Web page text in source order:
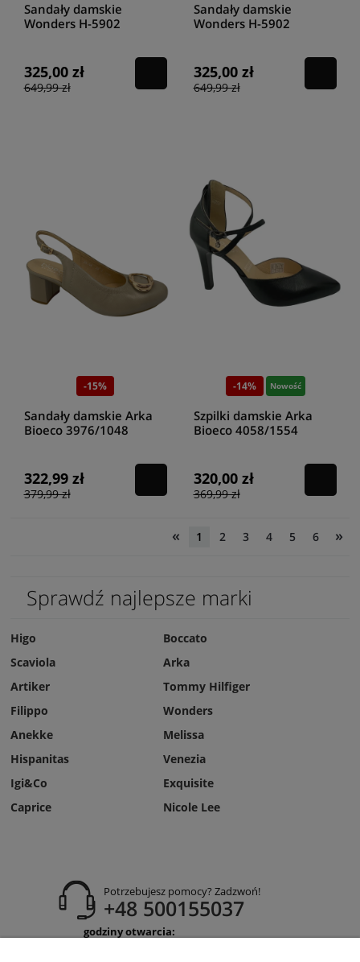
Sandały damskie
Wonders H-5902
325,00 zł
649,99 zł
Sandały damskie
Wonders H-5902
325,00 zł
649,99 zł
-15%
Sandały damskie Arka
Bioeco 3976/1048
322,99 zł
379,99 zł
-14% Nowość
Szpilki damskie Arka
Bioeco 4058/1554
320,00 zł
369,99 zł
« 1 2 3 4 5 6 »
Sprawdź najlepsze marki
Higo
Scaviola
Artiker
Filippo
Boccato
Arka
Tommy Hilfiger
Wonders
Anekke
Hispanitas
Igi&Co
Caprice
Melissa
Venezia
Exquisite
Nicole Lee
Potrzebujesz pomocy? Zadzwoń!
+48 500155037
godziny otwarcia: